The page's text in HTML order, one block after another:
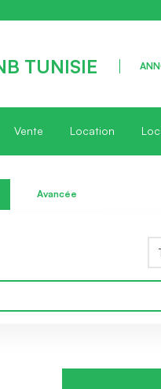
TUNISIE
Vente Location
Avancée